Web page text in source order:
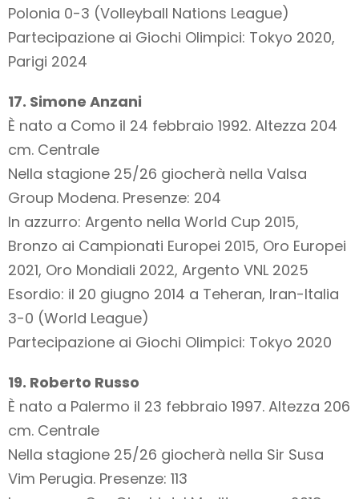
Polonia 0-3 (Volleyball Nations League)
Partecipazione ai Giochi Olimpici: Tokyo 2020,
Parigi 2024
17. Simone Anzani
È nato a Como il 24 febbraio 1992. Altezza 204
cm. Centrale
Nella stagione 25/26 giocherà nella Valsa
Group Modena. Presenze: 204
In azzurro: Argento nella World Cup 2015,
Bronzo ai Campionati Europei 2015, Oro Europei
2021, Oro Mondiali 2022, Argento VNL 2025
Esordio: il 20 giugno 2014 a Teheran, Iran-Italia
3-0 (World League)
Partecipazione ai Giochi Olimpici: Tokyo 2020
19. Roberto Russo
È nato a Palermo il 23 febbraio 1997. Altezza 206
cm. Centrale
Nella stagione 25/26 giocherà nella Sir Susa
Vim Perugia. Presenze: 113